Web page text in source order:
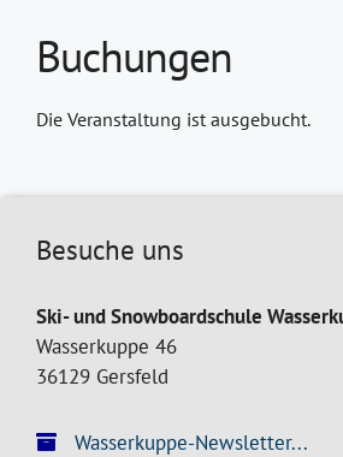
Buchungen
Die Veranstaltung ist ausgebucht.
Besuche uns
Ski- und Snowboardschule
Wasserkuppe 46
36129 Gersfeld
Wasserkuppe-Newsletter...